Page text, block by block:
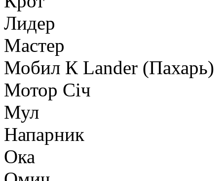
Лидер
Мастер
Мобил К Lander (Пахарь)
Мотор Сiч
Мул
Напарник
Ока